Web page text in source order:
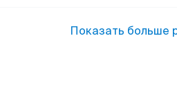
Показать больше